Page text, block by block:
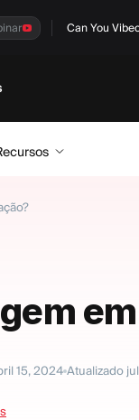
Can You
15, 2024 Atualizado